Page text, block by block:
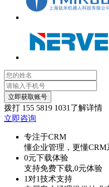
立即获取账号
拨打 155 5819 1031 了解详情
立即咨询
专注于CRM
懂企业管理，更懂CRM
0元下载体验
支持免费下载,0元体验
1对1技术支持